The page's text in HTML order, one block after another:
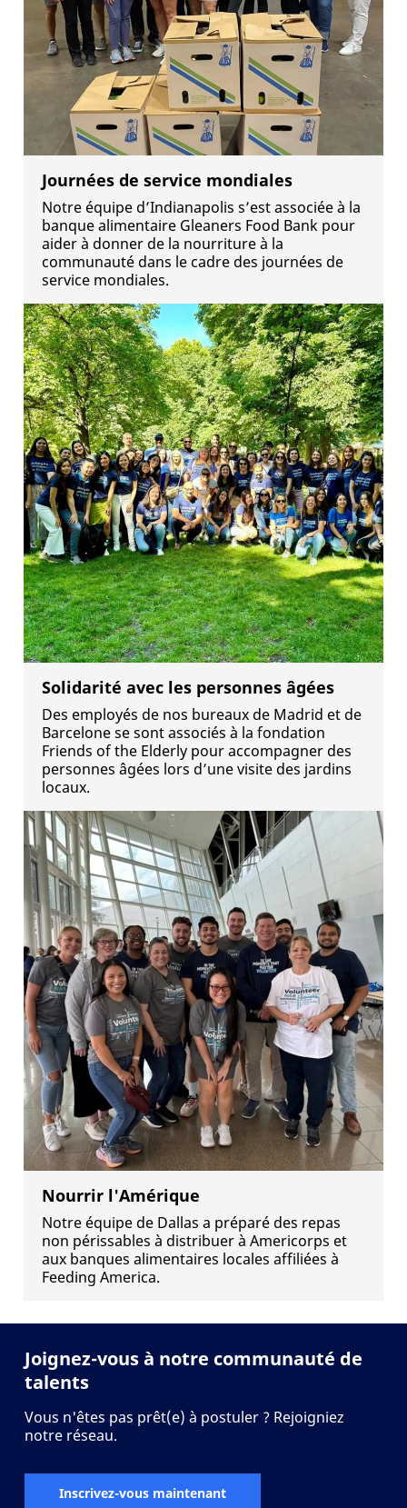
Journées de service mondiales
Notre équipe d’Indianapolis s’est associée à la
banque alimentaire Gleaners Food Bank pour
aider à donner de la nourriture à la
communauté dans le cadre des journées de
service mondiales.
Solidarité avec les personnes âgées
Des employés de nos bureaux de Madrid et de
Barcelone se sont associés à la fondation
Friends of the Elderly pour accompagner des
personnes âgées lors d’une visite des jardins
locaux.
Nourrir l'Amérique
Notre équipe de Dallas a préparé des repas
non périssables à distribuer à Americorps et
aux banques alimentaires locales affiliées à
Feeding America.
Joignez-vous à notre communauté de
talents
Vous n'êtes pas prêt(e) à postuler ? Rejoigniez
notre réseau.
Inscrivez-vous maintenant